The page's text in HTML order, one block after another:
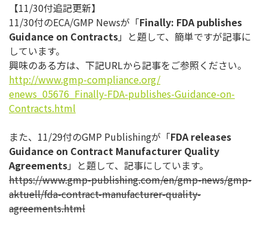
【11/30付追記更新】
11/30付のECA/GMP Newsが「Finally: FDA publishes
Guidance on Contracts」と題して、簡単ですが記事に
しています。
興味のある方は、下記URLから記事をご参照ください。
http://www.gmp-compliance.org/
enews_05676_Finally-FDA-publishes-Guidance-on-
Contracts.html
また、11/29付のGMP Publishingが「FDA releases
Guidance on Contract Manufacturer Quality
Agreements」と題して、記事にしています。
https://www.gmp-publishing.com/en/gmp-news/gmp-
aktuell/fda-contract-manufacturer-quality-
agreements.html